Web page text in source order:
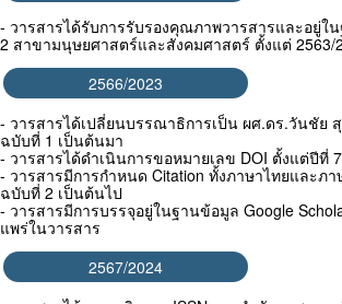
- วารสารได้รับการรับรองคุณภาพวารสารและอยู่ใ
2 สาขามนุษยศาสตร์และสังคมศาสตร์ ตั้งแต่ 2563/
2566/2023
- วารสารได้เปลี่ยนบรรณาธิการเป็น ผศ.ดร.วันชัย
ฉบับที่ 1 เป็นต้นมา
- วารสารได้ดำเนินการขอหมายเลข DOI ตั้งแต่ปีที่
- วารสารมีการกำหนด Citation ทั้งภาษาไทยและภ
ฉบับที่ 2 เป็นต้นไป
- วารสารมีการบรรจุอยู่ในฐานข้อมูล Google
แพร่ในวารสาร
2567/2024